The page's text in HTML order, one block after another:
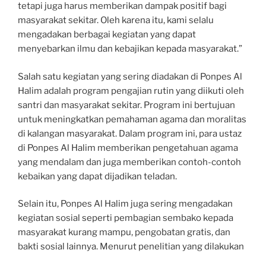
tetapi juga harus memberikan dampak positif bagi
masyarakat sekitar. Oleh karena itu, kami selalu
mengadakan berbagai kegiatan yang dapat
menyebarkan ilmu dan kebajikan kepada masyarakat.”
Salah satu kegiatan yang sering diadakan di Ponpes Al
Halim adalah program pengajian rutin yang diikuti oleh
santri dan masyarakat sekitar. Program ini bertujuan
untuk meningkatkan pemahaman agama dan moralitas
di kalangan masyarakat. Dalam program ini, para ustaz
di Ponpes Al Halim memberikan pengetahuan agama
yang mendalam dan juga memberikan contoh-contoh
kebaikan yang dapat dijadikan teladan.
Selain itu, Ponpes Al Halim juga sering mengadakan
kegiatan sosial seperti pembagian sembako kepada
masyarakat kurang mampu, pengobatan gratis, dan
bakti sosial lainnya. Menurut penelitian yang dilakukan